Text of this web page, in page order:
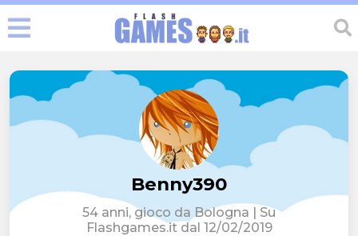
Benny390
54 anni, gioco da Bologna | Su
Flashgames.it dal 12/02/2019